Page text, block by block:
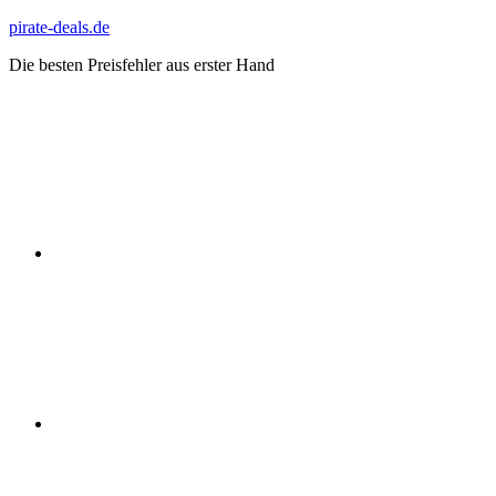
Zum
springen
pirate-deals.de
Die besten Preisfehler aus erster Hand